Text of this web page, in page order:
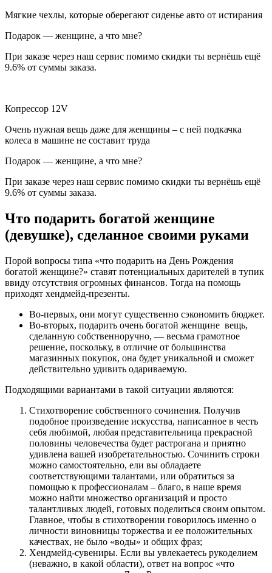
Мягкие чехлы, которые оберегают сиденье авто от истирания
Подарок — женщине, а что мне?
При заказе через наш сервис помимо скидки ты вернёшь ещё
9.6% от суммы заказа.
Копрессор 12V
Очень нужная вещь даже для женщины – с ней подкачка
колеса в машине не составит труда
Подарок — женщине, а что мне?
При заказе через наш сервис помимо скидки ты вернёшь ещё
9.6% от суммы заказа.
Что подарить богатой женщине
(девушке), сделанное своими руками
Порой вопросы типа «что подарить на День Рождения
богатой женщине?» ставят потенциальных дарителей в тупик
ввиду отсутствия огромных финансов. Тогда на помощь
приходят хендмейд-презенты.
Во-первых, они могут существенно сэкономить бюджет.
Во-вторых, подарить очень богатой женщине вещь,
сделанную собственноручно, — весьма грамотное
решение, поскольку, в отличие от большинства
магазинных покупок, она будет уникальной и сможет
действительно удивить одариваемую.
Подходящими вариантами в такой ситуации являются:
Стихотворение собственного сочинения. Получив
подобное произведение искусства, написанное в честь
себя любимой, любая представительница прекрасной
половины человечества будет растрогана и приятно
удивлена вашей изобретательностью. Сочинить строки
можно самостоятельно, ели вы обладаете
соответствующими талантами, или обратиться за
помощью к профессионалам – благо, в наше время
можно найти множество организаций и просто
талантливых людей, готовых поделиться своим опытом.
Главное, чтобы в стихотворении говорилось именно о
личности виновницы торжества и ее положительных
качествах, не было «воды» и общих фраз;
Хендмейд-сувениры. Если вы увлекаетесь рукоделием
(неважно, в какой области), ответ на вопрос «что